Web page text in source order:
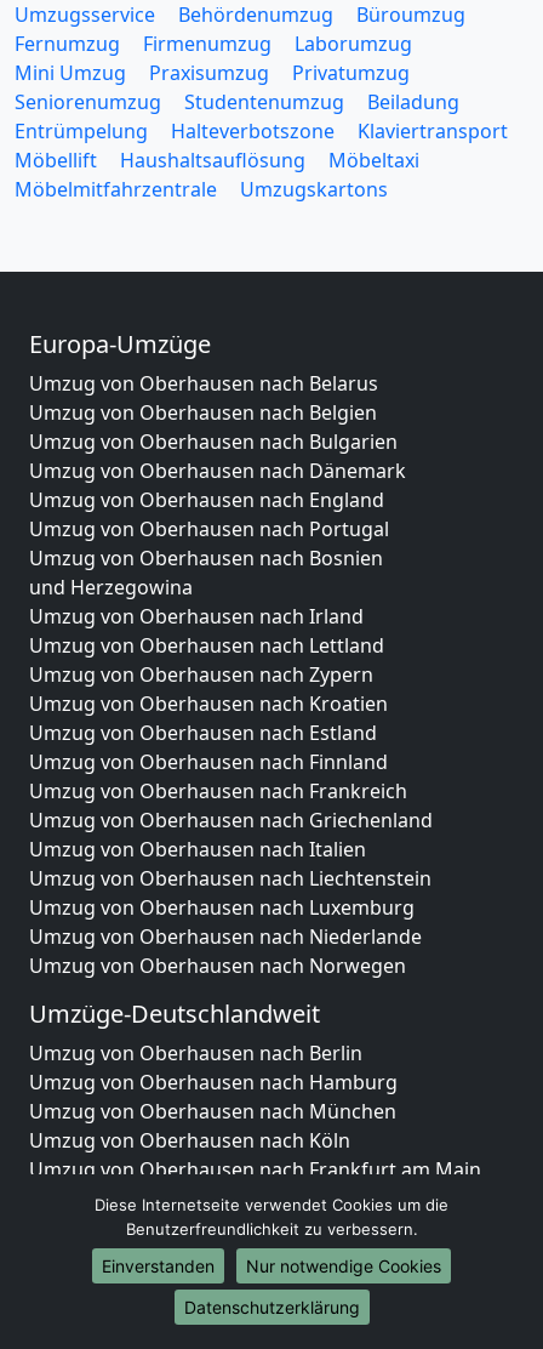
Umzugsservice Behördenumzug
Büroumzug
Fernumzug
Firmenumzug
Laborumzug
Mini Umzug
Praxisumzug
Privatumzug
Seniorenumzug
Studentenumzug
Beiladung
Entrümpelung
Halteverbotszone
Klaviertransport
Möbellift
Haushaltsauflösung
Möbeltaxi
Möbelmitfahrzentrale
Umzugskartons
Europa-Umzüge
Umzug von Oberhausen nach Belarus
Umzug von Oberhausen nach Belgien
Umzug von Oberhausen nach Bulgarien
Umzug von Oberhausen nach Dänemark
Umzug von Oberhausen nach England
Umzug von Oberhausen nach Portugal
Umzug von Oberhausen nach Bosnien
und Herzegowina
Umzug von Oberhausen nach Irland
Umzug von Oberhausen nach Lettland
Umzug von Oberhausen nach Zypern
Umzug von Oberhausen nach Kroatien
Umzug von Oberhausen nach Estland
Umzug von Oberhausen nach Finnland
Umzug von Oberhausen nach Frankreich
Umzug von Oberhausen nach Griechenland
Umzug von Oberhausen nach Italien
Umzug von Oberhausen nach Liechtenstein
Umzug von Oberhausen nach Luxemburg
Umzug von Oberhausen nach Niederlande
Umzug von Oberhausen nach Norwegen
Umzüge-Deutschlandweit
Umzug von Oberhausen nach Berlin
Umzug von Oberhausen nach Hamburg
Umzug von Oberhausen nach München
Umzug von Oberhausen nach Köln
Umzug von Oberhausen nach Frankfurt am Main
Umzug von Oberhausen nach Stuttgart
Umzug von Oberhausen nach Düsseldorf
Umzug von Oberhausen nach Leipzig
Umzug von Oberhausen nach Dortmund
Umzug von Oberhausen nach Essen
Diese Internetseite verwendet Cookies um die
Benutzerfreundlichkeit zu verbessern.
Einverstanden
Nur notwendige Cookies
Datenschutzerklärung